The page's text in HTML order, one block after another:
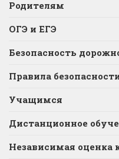
Родителям
ОГЭ и ЕГЭ
Безопасность
Правила
Учащимся
Дистанционное
Независимая оценка